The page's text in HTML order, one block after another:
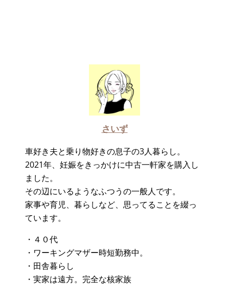
さいず
車好き夫と乗り物好きの息子の3人暮らし。
2021年、妊娠をきっかけに中古一軒家を購入し
ました。
その辺にいるようなふつうの一般人です。
家事や育児、暮らしなど、思ってることを綴っ
ています。
・４０代
・ワーキングマザー時短勤務中。
・田舎暮らし
・実家は遠方。完全な核家族